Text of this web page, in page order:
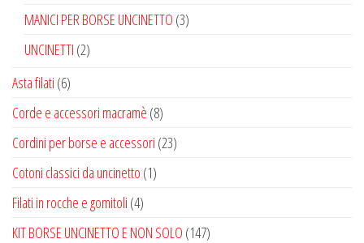
MANICI PER BORSE UNCINETTO (3)
UNCINETTI (2)
Asta filati (6)
Corde e accessori macramè (8)
Cordini per borse e accessori (23)
Cotoni classici da uncinetto (1)
Filati in rocche e gomitoli (4)
KIT BORSE UNCINETTO E NON SOLO (147)